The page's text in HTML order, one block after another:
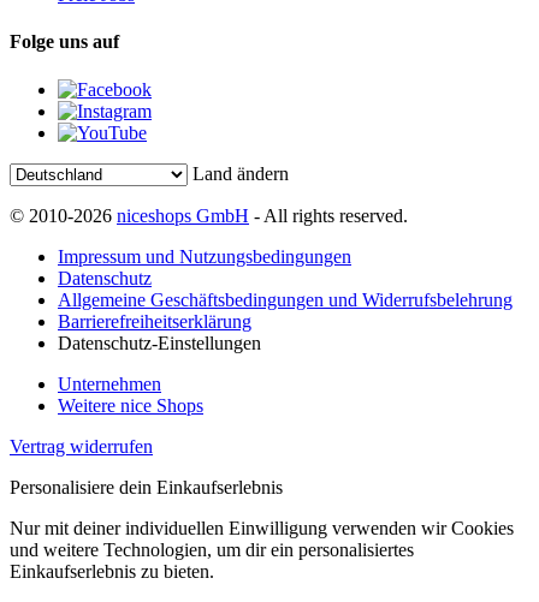
Folge uns auf
Land ändern
© 2010-2026 niceshops GmbH - All rights reserved.
Impressum und Nutzungsbedingungen
Datenschutz
Allgemeine Geschäftsbedingungen und Widerrufsbelehrung
Barrierefreiheitserklärung
Datenschutz-Einstellungen
Unternehmen
Weitere nice Shops
Vertrag widerrufen
Personalisiere dein Einkaufserlebnis
Nur mit deiner individuellen Einwilligung verwenden wir Cookies
und weitere Technologien, um dir ein personalisiertes
Einkaufserlebnis zu bieten.